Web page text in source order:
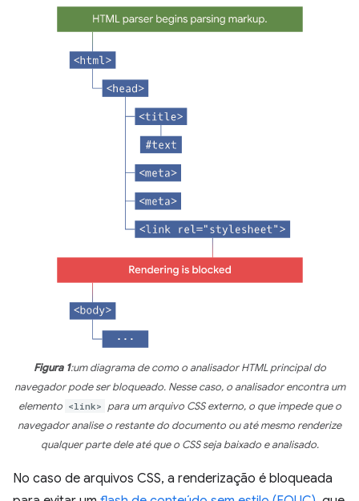
Figura 1:um diagrama de como o analisador HTML principal do
navegador pode ser bloqueado. Nesse caso, o analisador encontra um
elemento <link> para um arquivo CSS externo, o que impede que o
navegador analise o restante do documento ou até mesmo renderize
qualquer parte dele até que o CSS seja baixado e analisado.
No caso de arquivos CSS, a renderização é bloqueada